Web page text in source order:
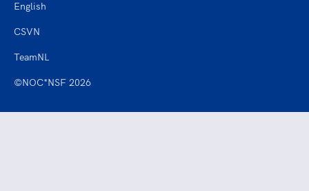
©NOC*NSF 2026
English
CSVN
TeamNL